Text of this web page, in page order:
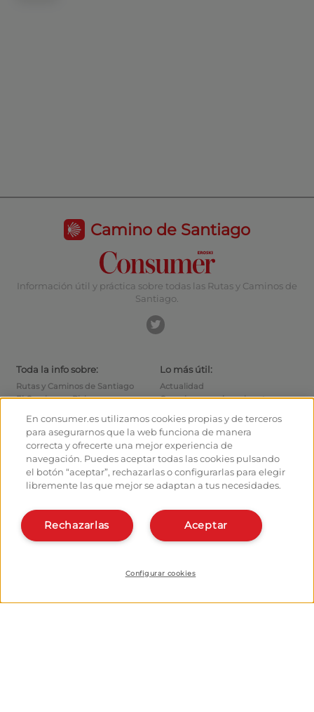
Camino de Santiago
Información útil y práctica sobre todas las Rutas y Caminos de
Santiago.
Toda la info sobre:
Rutas y Caminos de Santiago
El Camino en Bici
Monumentos
Foro de caminantes
Fotografías de los peregrinos
Lo más útil:
Actualidad
Consejos para el caminante
Cómo salir de Santiago
Calcula tus gastos
Historia
Hostaleros:
Gestiona tu Albergue
Conócenos:
¿Quiénes somos?
Organiza y planifica tu
camino
Apps del camino
En consumer.es utilizamos cookies propias y de terceros
para asegurarnos que la web funciona de manera
correcta y ofrecerte una mejor experiencia de
navegación. Puedes aceptar todas las cookies pulsando
el botón “aceptar”, rechazarlas o configurarlas para elegir
libremente las que mejor se adaptan a tus necesidades.
Aceptar
Rechazarlas
Configurar cookies